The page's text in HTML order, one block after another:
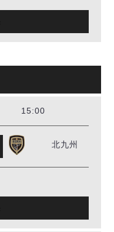
15:00
北九州